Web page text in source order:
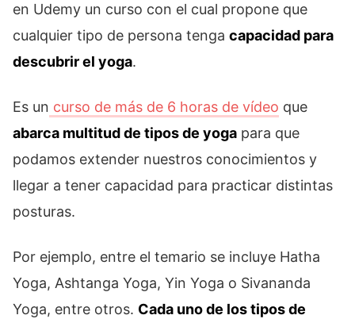
en Udemy un curso con el cual propone que
cualquier tipo de persona tenga capacidad para
descubrir el yoga.
Es un curso de más de 6 horas de vídeo que
abarca multitud de tipos de yoga para que
podamos extender nuestros conocimientos y
llegar a tener capacidad para practicar distintas
posturas.
Por ejemplo, entre el temario se incluye Hatha
Yoga, Ashtanga Yoga, Yin Yoga o Sivananda
Yoga, entre otros. Cada uno de los tipos de